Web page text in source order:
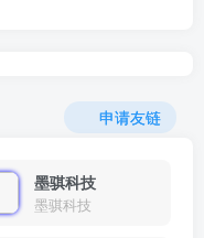
申请友链
墨骐科技
墨骐科技